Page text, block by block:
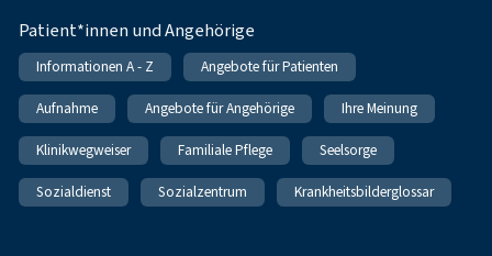
Patient*innen und Angehörige
Informationen A - Z Angebote für Patienten
Aufnahme Angebote für Angehörige Ihre Meinung
Klinikwegweiser Familiale Pflege Seelsorge
Sozialdienst Sozialzentrum Krankheitsbilderglossar